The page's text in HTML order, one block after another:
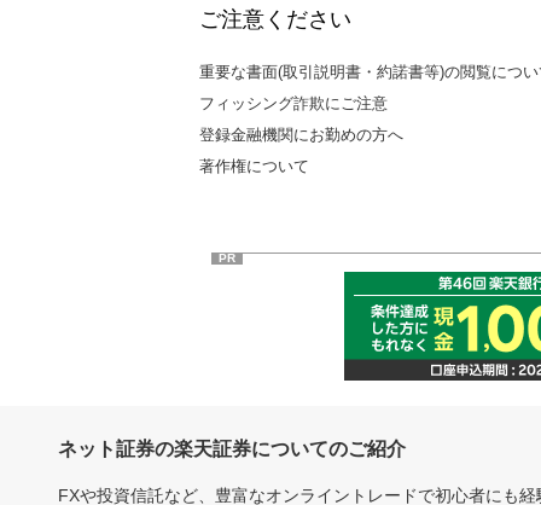
ご注意ください
重要な書面(取引説明書・約諾書等)の閲覧につ
フィッシング詐欺にご注意
登録金融機関にお勤めの方へ
著作権について
PR
ネット証券の楽天証券についてのご紹介
FXや投資信託など、豊富なオンライントレードで初心者にも